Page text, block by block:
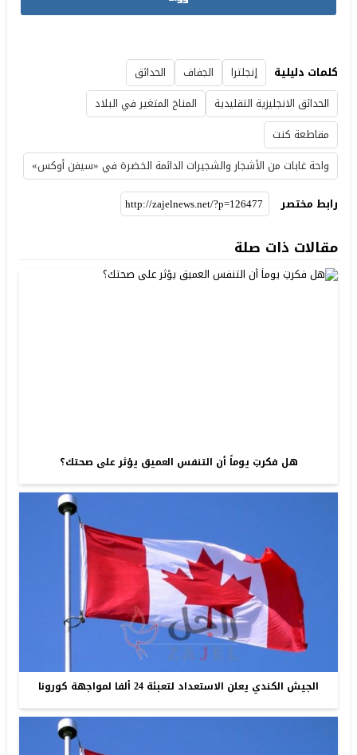
كلمات دليلية إنجلترا الجفاف
الحدائق
الحدائق الانجليزية التقليدية
المناخ المتغير في البلاد
مقاطعة كنت
واحة غابات من الأشجار والشجيرات الدائمة الخضرة في «سيفن أوكس»
رابط مختصر
مقالات ذات صلة
هل فكرتِ يوماً أن التنفس العميق يؤثر على صحتك؟
الجيش الكندي يعلن الاستعداد لتعبئة 24 ألفا لمواجهة كورونا